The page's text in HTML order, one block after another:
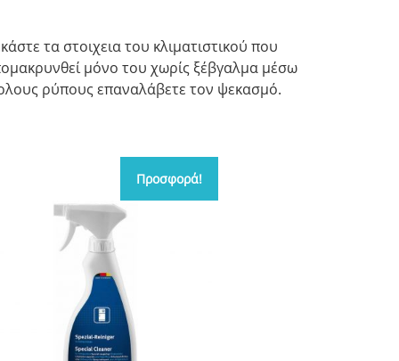
τα στοιχεια του κλιματιστικού που
μόνο του χωρίς ξέβγαλμα μέσω
ρύπους επαναλάβετε τον ψεκασμό.
Προσφορά!